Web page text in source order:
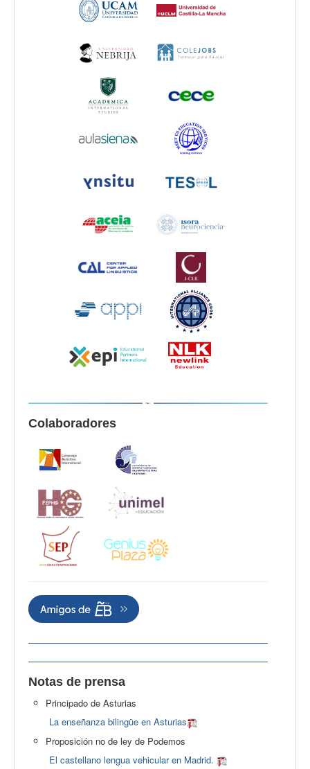
Colaboradores
Notas de prensa
Principado de Asturias
La enseñanza bilingüe en Asturias
Proposición no de ley de Podemos
El castellano lengua vehicular en Madrid.